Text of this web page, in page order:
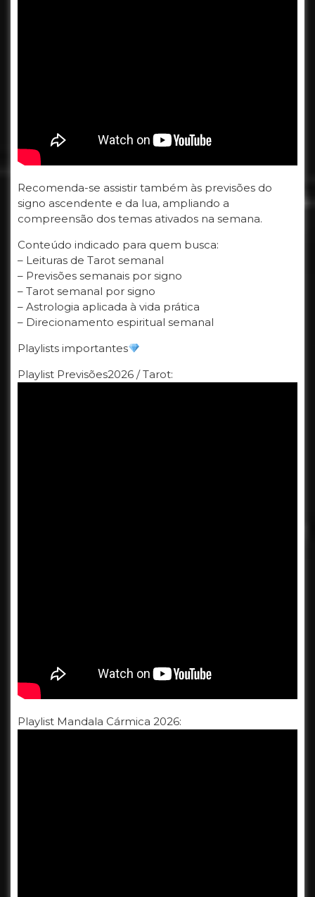
Recomenda-se assistir também às previsões do
signo ascendente e da lua, ampliando a
compreensão dos temas ativados na semana.
Conteúdo indicado para quem busca:
– Leituras de Tarot semanal
– Previsões semanais por signo
– Tarot semanal por signo
– Astrologia aplicada à vida prática
– Direcionamento espiritual semanal
Playlists importantes
Playlist Previsões2026 / Tarot:
Playlist Mandala Cármica 2026: